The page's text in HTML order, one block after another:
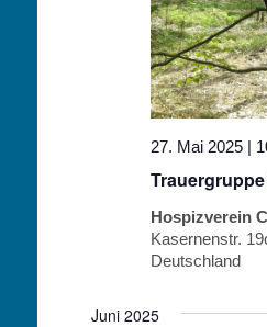
27. Mai 2025 |
Hospizverein
Kasernenstr.
Deutschland
Juni 2025